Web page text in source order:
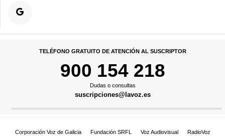
TELÉFONO GRATUITO DE ATENCIÓN AL SUSCRIPTOR
900 154 218
Dudas o consultas
suscripciones@lavoz.es
Corporación Voz de Galicia Fundación SRFL Voz Audiovisual
RadioVoz